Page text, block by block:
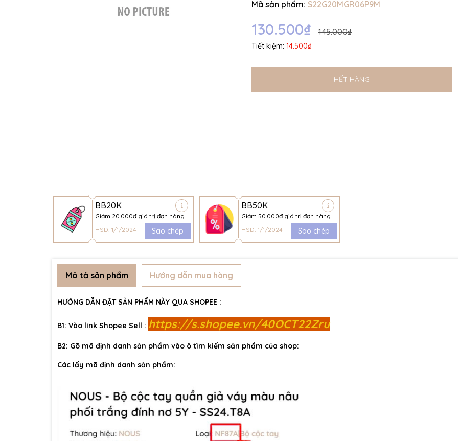
Mã sản phẩm: S22G20MGR06P9M
130.500₫ 145.000₫
Tiết kiệm: 14.500₫
HẾT HÀNG
BB20K
Giảm 20.000đ giá trị đơn hàng
HSD: 1/1/2024
Sao chép
BB50K
Giảm 50.000đ giá trị đơn hàng
HSD: 1/1/2024
Sao chép
Ngày hết hạn:
Điều kiện:
Mô tả sản phẩm Hướng dẫn mua hàng
HƯỚNG DẪN ĐẶT SẢN PHẨM NÀY QUA SHOPEE :
B1: Vào link Shopee Sell : https://s.shopee.vn/40OCT22Zru
B2: Gõ mã định danh sản phẩm vào ô tìm kiếm sản phẩm của shop:
Các lấy mã định danh sản phẩm: